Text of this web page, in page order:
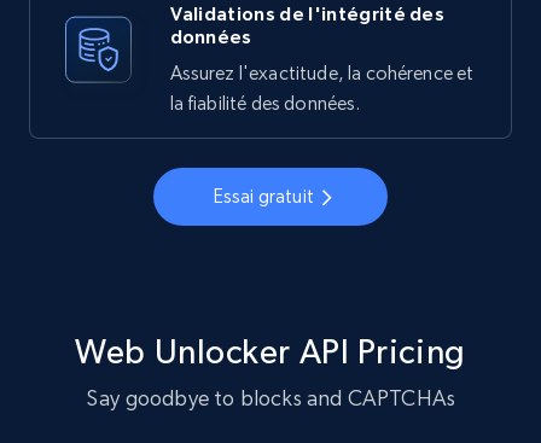
Validations de l'intégrité des
données
Assurez l'exactitude, la cohérence et
la fiabilité des données.
Essai gratuit
Web Unlocker API Pricing
Say goodbye to blocks and CAPTCHAs